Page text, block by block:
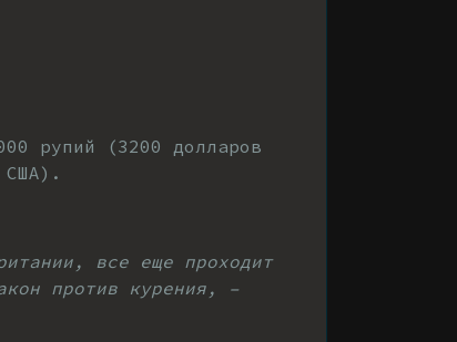
рупий (3200 долларов
США).
все еще проходит
против курения, –